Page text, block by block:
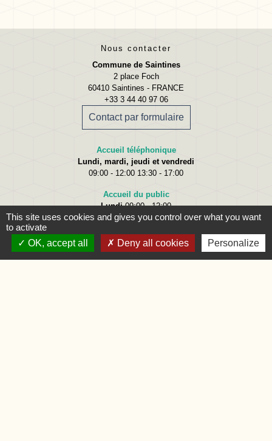
Nous contacter
Commune de Saintines
2 place Foch
60410 Saintines - FRANCE
+33 3 44 40 97 06
Contact par formulaire
Accueil téléphonique
Lundi, mardi, jeudi et vendredi
09:00 - 12:00 13:30 - 17:00
Accueil du public
Lundi09:00 - 12:00
Mardi 09:00 - 12:00 et 15:00 - 18:00
Vendredi09:00 - 12:00
This site uses cookies and gives you control over what you want
to activate
OK, accept all
Deny all cookies Personalize